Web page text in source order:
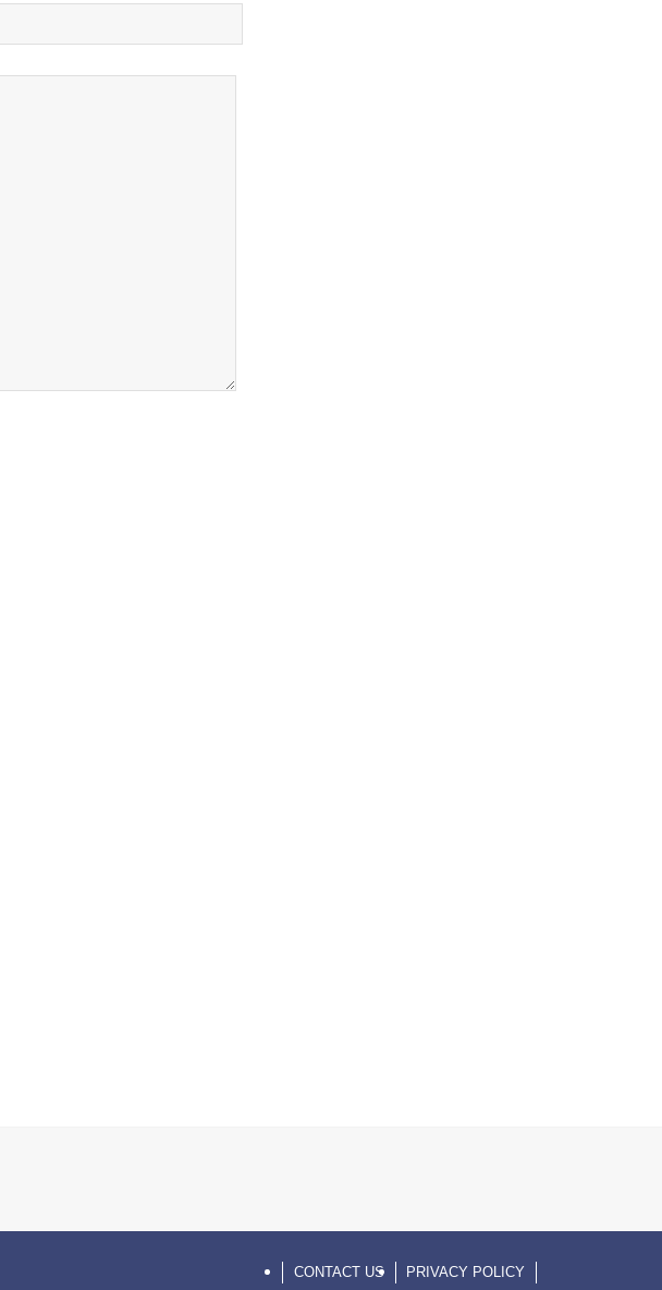
CONTACT US PRIVACY POLICY